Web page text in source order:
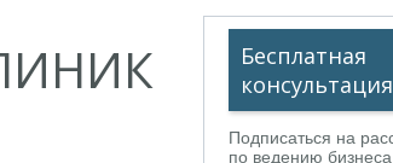
Бесплатная
консультация